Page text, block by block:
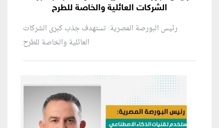
الشركات العائلية والخاصة للطرح
رئيس البورصة المصرية: تستهدف جذب كبرى الشركات
العائلية والخاصة للطرح